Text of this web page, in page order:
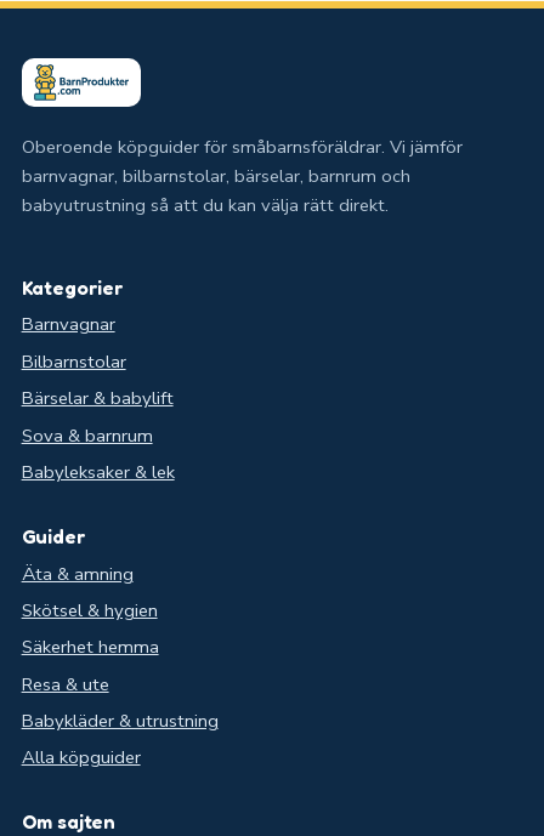
Oberoende köpguider för småbarnsföräldrar. Vi jämför
barnvagnar, bilbarnstolar, bärselar, barnrum och
babyutrustning så att du kan välja rätt direkt.
Kategorier
Barnvagnar
Bilbarnstolar
Bärselar & babylift
Sova & barnrum
Babyleksaker & lek
Guider
Äta & amning
Skötsel & hygien
Säkerhet hemma
Resa & ute
Babykläder & utrustning
Alla köpguider
Om sajten